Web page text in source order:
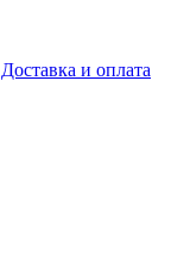
Доставка и оплата